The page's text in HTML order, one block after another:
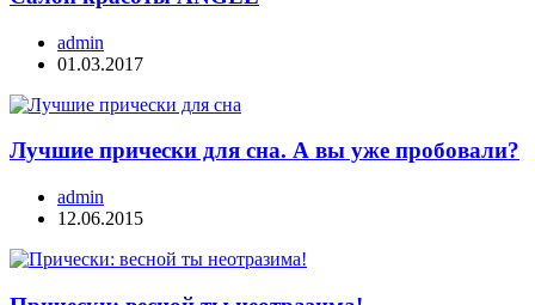
admin
01.03.2017
Лучшие прически для сна. А вы уже пробовали?
admin
12.06.2015